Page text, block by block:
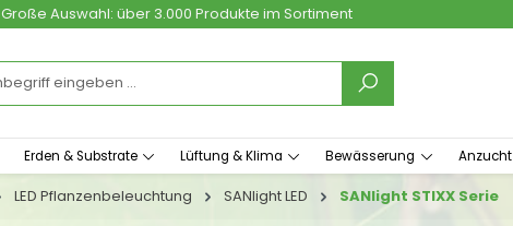
Große Auswahl: über 3.000 Produkte im Sortiment
Erden & Substrate Lüftung & Klima Bewässerung Anzucht
LED Pflanzenbeleuchtung SANlight LED SANlight STIXX Serie